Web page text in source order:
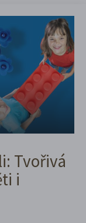
Tvořivá
i